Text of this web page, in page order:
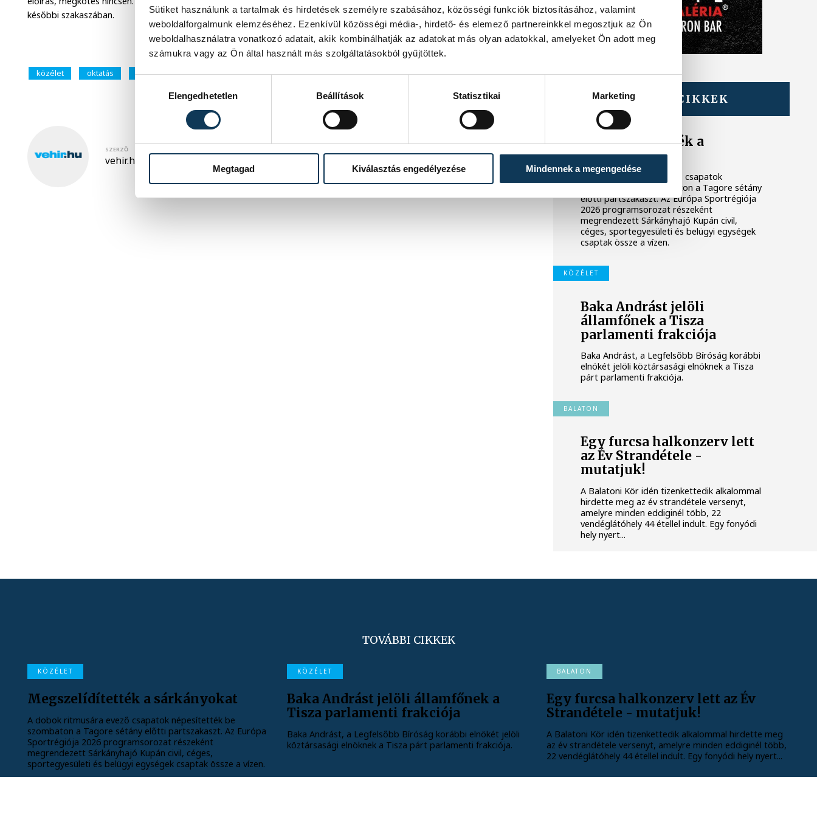
Sütiket használunk a tartalmak és hirdetések személyre szabásához, közösségi funkciók biztosításához, valamint
weboldalforgalmunk elemzéséhez. Ezenkívül közösségi média-, hirdető- és elemező partnereinkkel megosztjuk az Ön
weboldalhasználatra vonatkozó adatait, akik kombinálhatják az adatokat más olyan adatokkal, amelyeket Ön adott meg
számukra vagy az Ön által használt más szolgáltatásokból gyűjtöttek.
Hozzájárulás kiválasztása
Elengedhetetlen
Beállítások Statisztikai Marketing
Megtagad Kiválasztás engedélyezése Mindennek a megengedése
későbbi szakaszában.
közélet oktatás továbbtanulás
SZERZŐ
vehir.hu
TOVÁBBI CIKKEK
Megszelídítették a
sárkányokat
A dobok ritmusára evező csapatok
népesítették be szombaton a Tagore sétány
előtti partszakaszt. Az Európa Sportrégiója
2026 programsorozat részeként
megrendezett Sárkányhajó Kupán civil,
céges, sportegyesületi és belügyi egységek
csaptak össze a vízen.
KÖZÉLET
Baka Andrást jelöli
államfőnek a Tisza
parlamenti frakciója
Baka Andrást, a Legfelsőbb Bíróság korábbi
elnökét jelöli köztársasági elnöknek a Tisza
párt parlamenti frakciója.
BALATON
Egy furcsa halkonzerv lett
az Év Strandétele -
mutatjuk!
A Balatoni Kör idén tizenkettedik alkalommal
hirdette meg az év strandétele versenyt,
amelyre minden eddiginél több, 22
vendéglátóhely 44 étellel indult. Egy fonyódi
hely nyert...
TOVÁBBI CIKKEK
KÖZÉLET
Megszelídítették a sárkányokat
A dobok ritmusára evező csapatok népesítették be
szombaton a Tagore sétány előtti partszakaszt. Az Európa
Sportrégiója 2026 programsorozat részeként
megrendezett Sárkányhajó Kupán civil, céges,
sportegyesületi és belügyi egységek csaptak össze a vízen.
KÖZÉLET
Baka Andrást jelöli államfőnek a
Tisza parlamenti frakciója
Baka Andrást, a Legfelsőbb Bíróság korábbi elnökét jelöli
köztársasági elnöknek a Tisza párt parlamenti frakciója.
BALATON
Egy furcsa halkonzerv lett az Év
Strandétele - mutatjuk!
A Balatoni Kör idén tizenkettedik alkalommal hirdette meg
az év strandétele versenyt, amelyre minden eddiginél több,
22 vendéglátóhely 44 étellel indult. Egy fonyódi hely nyert...